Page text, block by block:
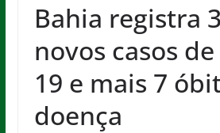
Bahia registra
novos casos
19 e mais 7
doença